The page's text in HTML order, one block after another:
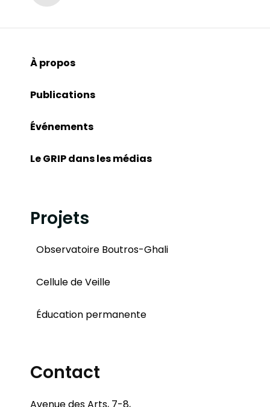
À propos
Publications
Événements
Le GRIP dans les médias
Projets
Observatoire Boutros-Ghali
Cellule de Veille
Éducation permanente
Contact
Avenue des Arts, 7-8,